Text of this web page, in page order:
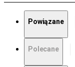
Powiązane
Polecane